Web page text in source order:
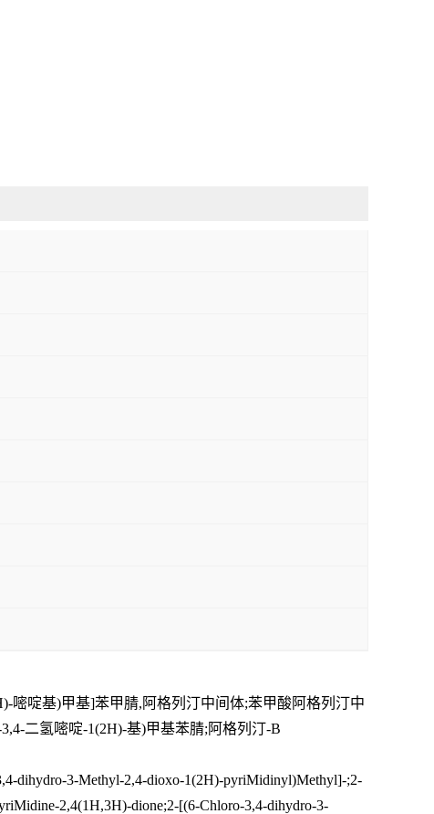
嘧啶基)甲基]苯甲腈,阿格列汀中间体;苯甲酸阿格列汀中
二氢嘧啶-1(2H)-基)甲基苯腈;阿格列汀-B
dihydro-3-Methyl-2,4-dioxo-1(2H)-pyriMidinyl)Methyl]-;2-
2,4(1H,3H)-dione;2-[(6-Chloro-3,4-dihydro-3-